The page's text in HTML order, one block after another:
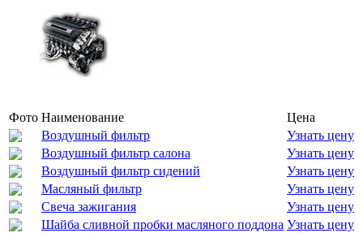
Фото Наименование
Цена
Воздушный фильтр
Узнать цену
Воздушный фильтр салона
Узнать цену
Воздушный фильтр сидений
Узнать цену
Масляный фильтр
Узнать цену
Свеча зажигания
Узнать цену
Шайба сливной пробки масляного поддона Узнать цену